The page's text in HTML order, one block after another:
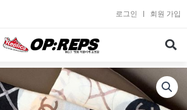
로그인 회원 가입